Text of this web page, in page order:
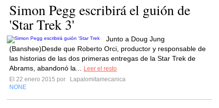
Simon Pegg escribirá el guión de
'Star Trek 3'
Junto a Doug Jung
(Banshee)Desde que Roberto Orci, productor y responsable de
las historias de las dos primeras entregas de la Star Trek de
Abrams, abandonó la...
Leer el resto
El 22 enero 2015 por
Lapalomitamecanica
NONE